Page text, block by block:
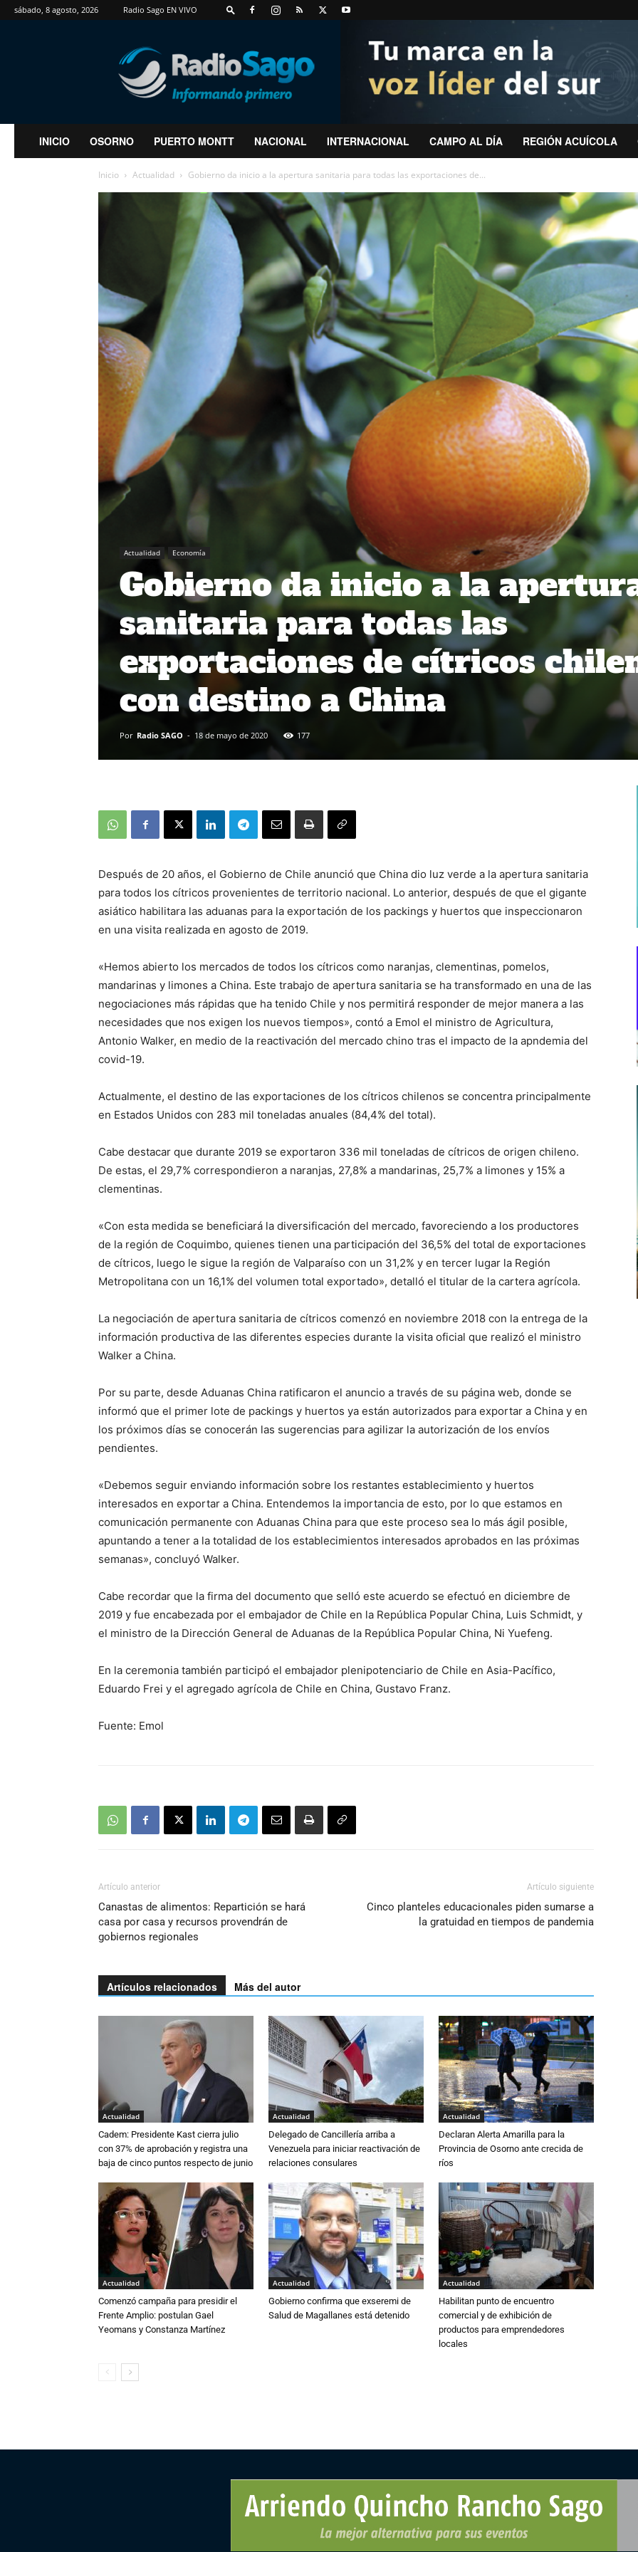
sábado, 8 agosto, 2026 Radio Sago EN VIVO
RadioSago
INICIO OSORNO PUERTO MONTT NACIONAL INTERNACIONAL CAMPO AL DÍA REGIÓN ACUÍCOLA
Inicio Actualidad Gobierno da inicio a la apertura sanitaria para todas las exportaciones de...
Actualidad Economía
Gobierno da inicio a la
sanitaria para todas las
exportaciones de cítricos
con destino a China
Por Radio SAGO - 18 de mayo de 2020 177
Después de 20 años, el Gobierno de Chile anunció que China dio luz verde a la apertura sanitaria
para todos los cítricos provenientes de territorio nacional. Lo anterior, después de que el gigante
asiático habilitara las aduanas para la exportación de los packings y huertos que inspeccionaron
en una visita realizada en agosto de 2019.
«Hemos abierto los mercados de todos los cítricos como naranjas, clementinas, pomelos,
mandarinas y limones a China. Este trabajo de apertura sanitaria se ha transformado en una de las
negociaciones más rápidas que ha tenido Chile y nos permitirá responder de mejor manera a las
necesidades que nos exigen los nuevos tiempos», contó a Emol el ministro de Agricultura,
Antonio Walker, en medio de la reactivación del mercado chino tras el impacto de la apndemia del
covid-19.
Actualmente, el destino de las exportaciones de los cítricos chilenos se concentra principalmente
en Estados Unidos con 283 mil toneladas anuales (84,4% del total).
Cabe destacar que durante 2019 se exportaron 336 mil toneladas de cítricos de origen chileno.
De estas, el 29,7% correspondieron a naranjas, 27,8% a mandarinas, 25,7% a limones y 15% a
clementinas.
«Con esta medida se beneficiará la diversificación del mercado, favoreciendo a los productores
de la región de Coquimbo, quienes tienen una participación del 36,5% del total de exportaciones
de cítricos, luego le sigue la región de Valparaíso con un 31,2% y en tercer lugar la Región
Metropolitana con un 16,1% del volumen total exportado», detalló el titular de la cartera agrícola.
La negociación de apertura sanitaria de cítricos comenzó en noviembre 2018 con la entrega de la
información productiva de las diferentes especies durante la visita oficial que realizó el ministro
Walker a China.
Por su parte, desde Aduanas China ratificaron el anuncio a través de su página web, donde se
informó que el primer lote de packings y huertos ya están autorizados para exportar a China y en
los próximos días se conocerán las sugerencias para agilizar la autorización de los envíos
pendientes.
«Debemos seguir enviando información sobre los restantes establecimiento y huertos
interesados en exportar a China. Entendemos la importancia de esto, por lo que estamos en
comunicación permanente con Aduanas China para que este proceso sea lo más ágil posible,
apuntando a tener a la totalidad de los establecimientos interesados aprobados en las próximas
semanas», concluyó Walker.
Cabe recordar que la firma del documento que selló este acuerdo se efectuó en diciembre de
2019 y fue encabezada por el embajador de Chile en la República Popular China, Luis Schmidt, y
el ministro de la Dirección General de Aduanas de la República Popular China, Ni Yuefeng.
En la ceremonia también participó el embajador plenipotenciario de Chile en Asia-Pacífico,
Eduardo Frei y el agregado agrícola de Chile en China, Gustavo Franz.
Fuente: Emol
Artículo anterior
Canastas de alimentos: Repartición se hará
casa por casa y recursos provendrán de
gobiernos regionales
Artículo siguiente
Cinco planteles educacionales piden sumarse a
la gratuidad en tiempos de pandemia
Artículos relacionados Más del autor
Actualidad
Cadem: Presidente Kast cierra julio
con 37% de aprobación y registra una
baja de cinco puntos respecto de junio
Actualidad
Delegado de Cancillería arriba a
Venezuela para iniciar reactivación de
relaciones consulares
Actualidad
Declaran Alerta Amarilla para la
Provincia de Osorno ante crecida de
ríos
Actualidad
Comenzó campaña para presidir el
Frente Amplio: postulan Gael
Yeomans y Constanza Martínez
Actualidad
Gobierno confirma que exseremi de
Salud de Magallanes está detenido
Actualidad
Habilitan punto de encuentro
comercial y de exhibición de
productos para emprendedores
locales